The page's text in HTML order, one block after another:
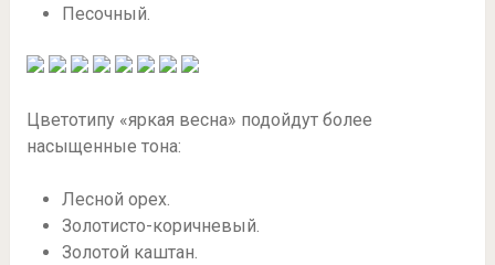
Песочный.
Цветотипу «яркая весна» подойдут более
насыщенные тона:
Лесной орех.
Золотисто-коричневый.
Золотой каштан.